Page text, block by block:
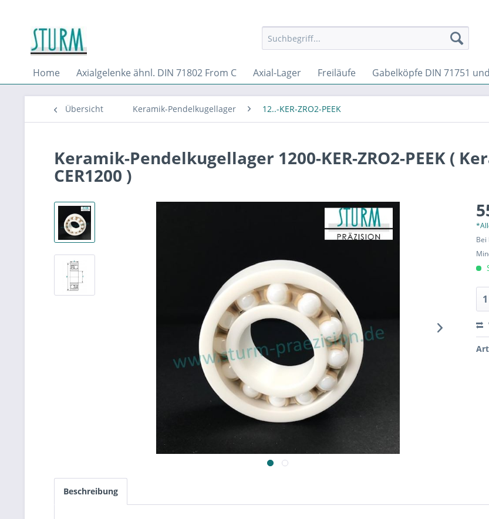
Home Axialgelenke ähnl. DIN 71802 From C Axial-Lager Freiläufe Gabelköpfe DIN 71751
Übersicht Keramik-Pendelkugellager 12..-KER-ZRO2-PEEK
Keramik-Pendelkugellager 1200-KER-ZRO2-PEEK (
CER1200 )
Beschreibung